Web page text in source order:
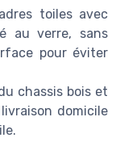
toiles avec
au verre, sans
pour éviter
chassis bois et
domicile